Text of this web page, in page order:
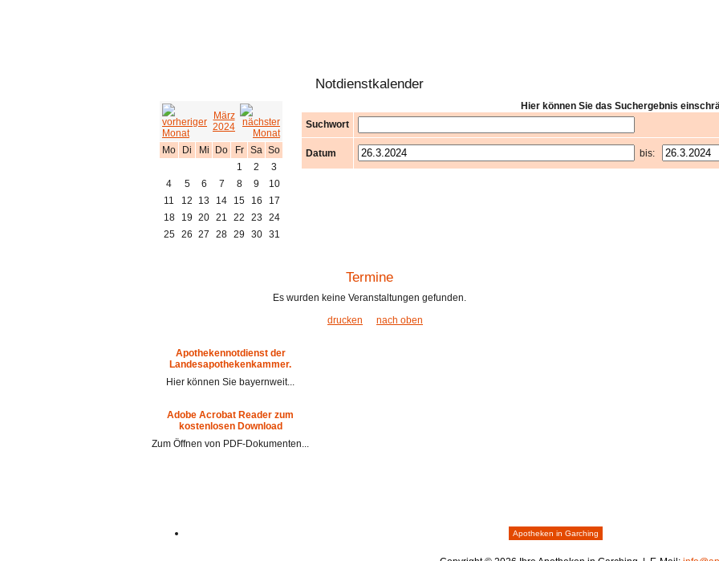
Notdienstkalender
März
2024
Mo Di Mi Do Fr Sa So
1
2
3
4
5 6 7 8 9
10
11
12 13 14 15 16
17
18
19 20 21 22 23
24
25
26 27 28 29 30 31
Hier können Sie das Suchergebnis
Suchwort
Datum bis:
Termine
Es wurden keine Veranstaltungen gefunden.
drucken
nach oben
Apothekennotdienst der
Landesapothekenkammer.
Hier können Sie bayernweit...
Adobe Acrobat Reader zum
kostenlosen Download
Zum Öffnen von PDF-Dokumenten...
Apotheken in Garching